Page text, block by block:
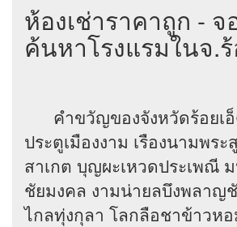
ห้องเช่าราคาถูก - จ
ค้นหาโรงแรมในจ.
คำขวัญของจังหวัดร้อยเอ็
ประตูเมืองงาม เรืองนามพร
สาเกต บุญผะเหวดประเพณี
ชัยมงคล งามน่ายลบึงพลาญ
ไกลทุ่งกุลา โลกลือชาข้าวหอ